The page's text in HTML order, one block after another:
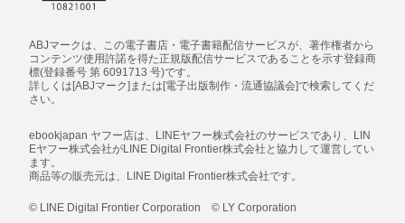
ABJマークは、この電子書店・電子書籍配信サービスが、著作権者から
コンテンツ使用許諾を得た正規版配信サービスであることを示す登録商
標(登録番号 第 6091713 号)です。
詳しくは[ABJマーク]または[電子出版制作・流通協議会]で検索してくだ
さい。
ebookjapan ヤフー店は、LINEヤフー株式会社のサービスであり、LIN
Eヤフー株式会社がLINE Digital Frontier株式会社と協力して運営してい
ます。
商品等の販売元は、LINE Digital Frontier株式会社です。
© LINE Digital Frontier Corporation © LY Corporation